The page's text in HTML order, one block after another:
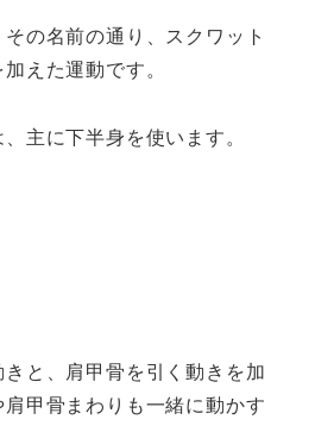
の名前の通り、スクワット
えた運動です。
主に下半身を使います。
と、肩甲骨を引く動きを加
肩甲骨まわりも一緒に動かす